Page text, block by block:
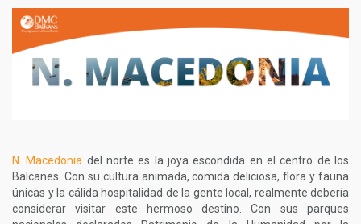
N. Macedonia del norte es la joya escondida en el centro de los
Balcanes. Con su cultura animada, comida deliciosa, flora y fauna
únicas y la cálida hospitalidad de la gente local, realmente debería
considerar visitar este hermoso destino. Con sus parques